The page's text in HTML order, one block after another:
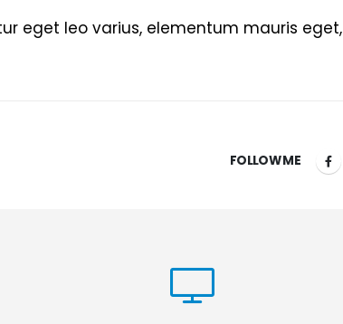
eget leo varius, elementum mauris eget,
FOLLOW ME